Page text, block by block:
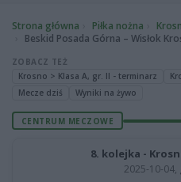
Strona główna Piłka nożna
Beskid Posada Górna – Wisłok
ZOBACZ TEŻ
Krosno > Klasa A, gr. II - terminarz
Mecze dziś
Wyniki na żywo
CENTRUM MECZOWE
8. kolejka -
2025-10-04,